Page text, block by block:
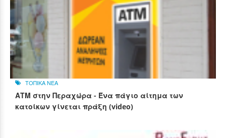
ΤΟΠΙΚΑ ΝΕΑ
ΑΤΜ στην Περαχώρα - Ένα πάγιο αίτημα των
κατοίκων γίνεται πράξη (video)